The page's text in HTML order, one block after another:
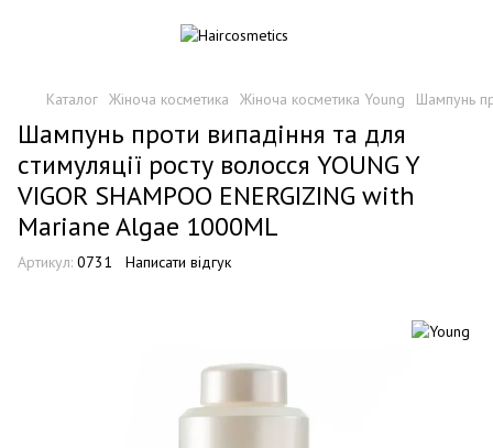
Каталог Жіноча косметика Жіноча косметика Young Шампунь
Шампунь проти випадіння та для
стимуляції росту волосся YOUNG Y
VIGOR SHAMPOO ENERGIZING with
Mariane Algae 1000ML
Артикул: 0731 Написати відгук